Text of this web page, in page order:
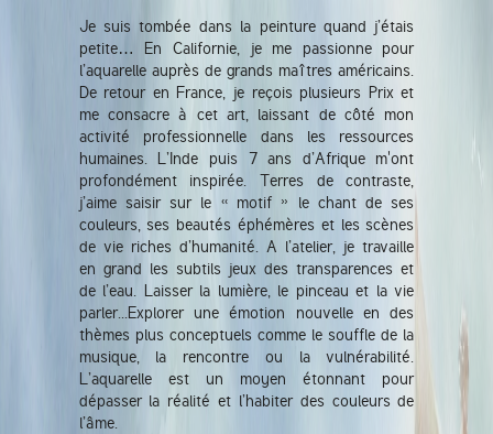
Je suis tombée dans la peinture quand j’étais
petite… En Californie, je me passionne pour
l’aquarelle auprès de grands maîtres américains.
De retour en France, je reçois plusieurs Prix et
me consacre à cet art, laissant de côté mon
activité professionnelle dans les ressources
humaines. L’Inde puis 7 ans d’Afrique m'ont
profondément inspirée. Terres de contraste,
j’aime saisir sur le « motif » le chant de ses
couleurs, ses beautés éphémères et les scènes
de vie riches d’humanité. A l’atelier, je travaille
en grand les subtils jeux des transparences et
de l’eau. Laisser la lumière, le pinceau et la vie
parler...Explorer une émotion nouvelle en des
thèmes plus conceptuels comme le souffle de la
musique, la rencontre ou la vulnérabilité.
L’aquarelle est un moyen étonnant pour
dépasser la réalité et l’habiter des couleurs de
l’âme.